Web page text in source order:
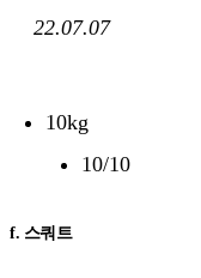
22.07.07
10kg
10/10
f. 스쿼트